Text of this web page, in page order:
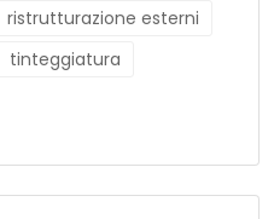
ristrutturazione esterni
tinteggiatura